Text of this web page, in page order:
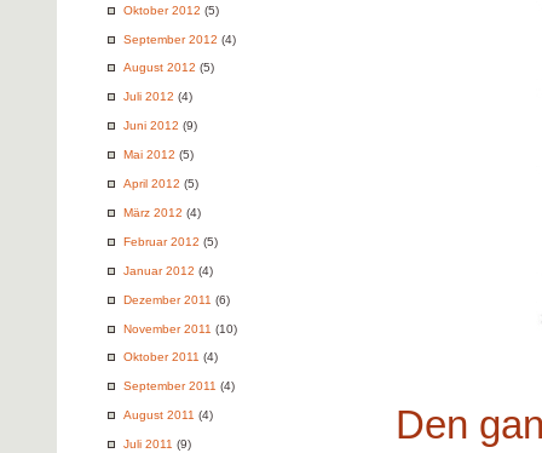
Oktober 2012 (5)
September 2012 (4)
August 2012 (5)
Juli 2012 (4)
Juni 2012 (9)
Mai 2012 (5)
April 2012 (5)
März 2012 (4)
Februar 2012 (5)
Januar 2012 (4)
Dezember 2011 (6)
November 2011 (10)
Oktober 2011 (4)
September 2011 (4)
August 2011 (4)
Juli 2011 (9) Den